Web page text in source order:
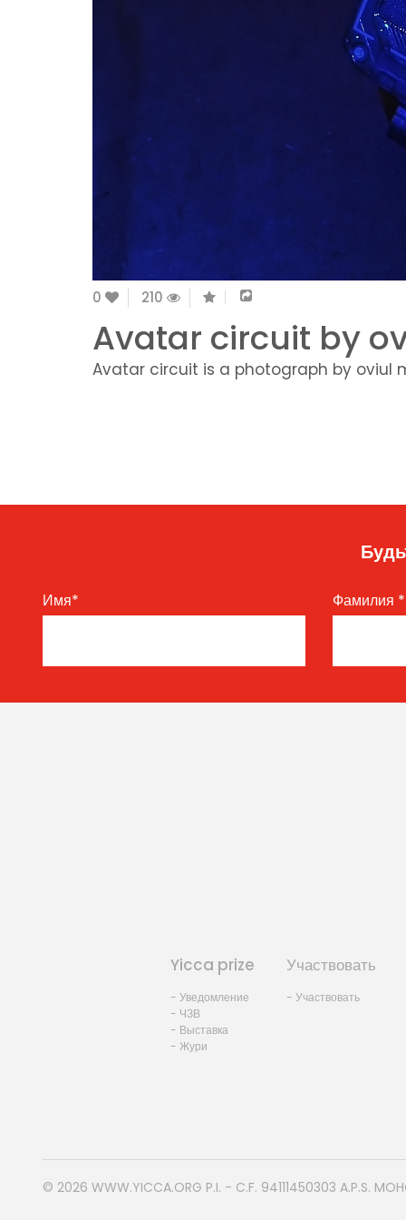
0 210
Avatar circuit by
Avatar circuit is a photograph by oviul
Имя* Фамилия *
Yicca prize
- Уведомление
- ЧЗВ
- Выставка
- Жури
Участвовать
- Участвовать
© 2026 WWW.YICCA.ORG P.I. - C.F. 94111450303 A.P.S.